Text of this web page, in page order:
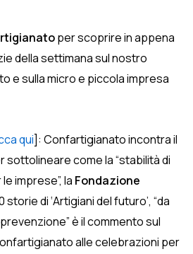
per scoprire in appena
della settimana sul nostro
e sulla micro e piccola impresa
qui]: Confartigianato incontra il
sottolineare come la “stabilità di
imprese”, la Fondazione
storie di ‘Artigiani del futuro’, “da
è il commento sul
alle celebrazioni per